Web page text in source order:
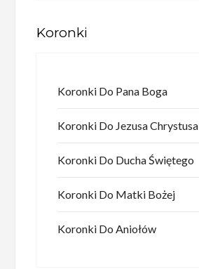
Koronki
Koronki Do Pana Boga
Koronki Do Jezusa Chrystusa
Koronki Do Ducha Świętego
Koronki Do Matki Bożej
Koronki Do Aniołów